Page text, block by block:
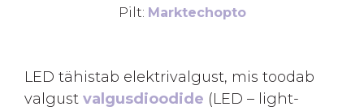
Pilt: Marktechopto
LED tähistab elektrivalgust, mis toodab
valgust valgusdioodide (LED – light-